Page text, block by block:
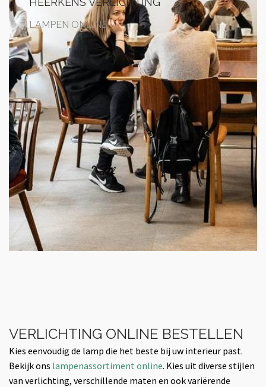
LAMPEN ONLINE
VERLICHTING ONLINE BESTELLEN
Kies eenvoudig de lamp die het beste bij uw interieur past.
Bekijk ons lampenassortiment online. Kies uit diverse stijlen
van verlichting, verschillende maten en ook variërende